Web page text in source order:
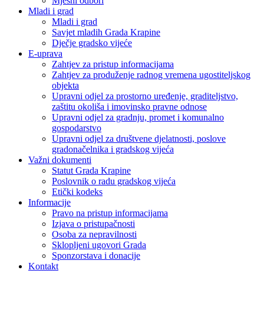
Mladi i grad
Mladi i grad
Savjet mladih Grada Krapine
Dječje gradsko vijeće
E-uprava
Zahtjev za pristup informacijama
Zahtjev za produženje radnog vremena ugostiteljskog
objekta
Upravni odjel za prostorno uređenje, graditeljstvo,
zaštitu okoliša i imovinsko pravne odnose
Upravni odjel za gradnju, promet i komunalno
gospodarstvo
Upravni odjel za društvene djelatnosti, poslove
gradonačelnika i gradskog vijeća
Važni dokumenti
Statut Grada Krapine
Poslovnik o radu gradskog vijeća
Etički kodeks
Informacije
Pravo na pristup informacijama
Izjava o pristupačnosti
Osoba za nepravilnosti
Sklopljeni ugovori Grada
Sponzorstava i donacije
Kontakt